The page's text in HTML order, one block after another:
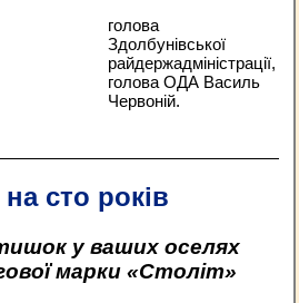
голова
Здолбунівської
райдержадміністрації,
голова ОДА Василь
Червоній.
сто років
у ваших оселях
марки «Століт»